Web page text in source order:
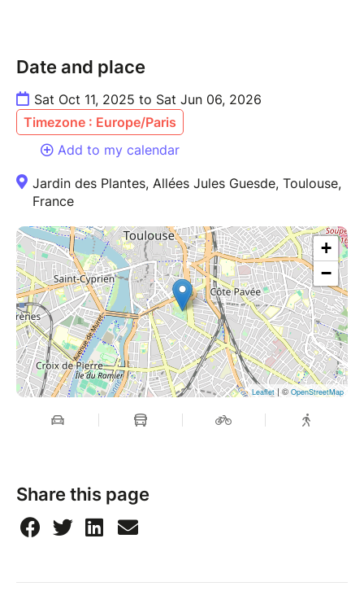
Date and place
Sat Oct 11, 2025 to Sat Jun 06, 2026
Timezone : Europe/Paris
Add to my calendar
Jardin des Plantes, Allées Jules Guesde, Toulouse,
France
+
−
Leaflet | © OpenStreetMap
Share this page